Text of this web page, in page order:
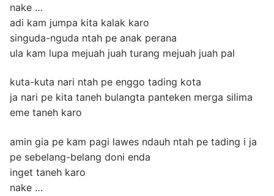
nake …
adi kam jumpa kita kalak karo
singuda-nguda ntah pe anak perana
ula kam lupa mejuah juah turang mejuah juah pal
kuta-kuta nari ntah pe enggo tading kota
ja nari pe kita taneh bulangta panteken merga silima
eme taneh karo
amin gia pe kam pagi lawes ndauh ntah pe tading i ja
pe sebelang-belang doni enda
inget taneh karo
nake …